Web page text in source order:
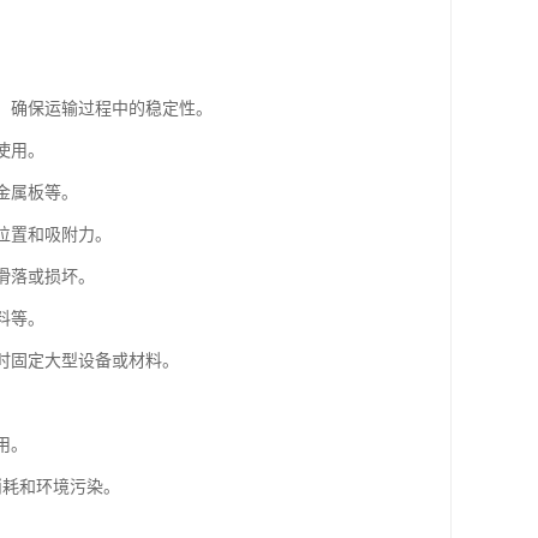
保运输过程中的稳定性。
。
板等。
和吸附力。
或损坏。
。
定大型设备或材料。
和环境污染。